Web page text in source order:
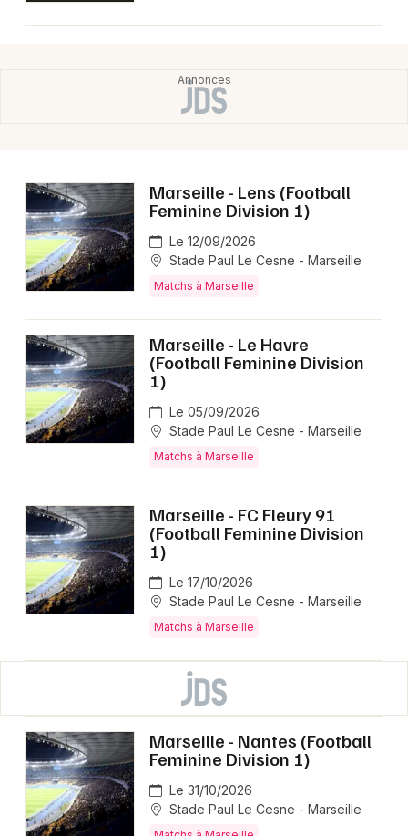
Marseille - Lens (Football
Feminine Division 1)
Le 12/09/2026
Stade Paul Le Cesne - Marseille
Matchs à Marseille
Marseille - Le Havre
(Football Feminine Division
1)
Le 05/09/2026
Stade Paul Le Cesne - Marseille
Matchs à Marseille
Marseille - FC Fleury 91
(Football Feminine Division
1)
Le 17/10/2026
Stade Paul Le Cesne - Marseille
Matchs à Marseille
Marseille - Nantes (Football
Feminine Division 1)
Le 31/10/2026
Stade Paul Le Cesne - Marseille